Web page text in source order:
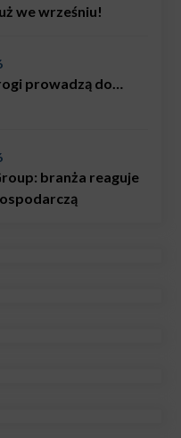
we wrześniu!
prowadzą do…
branża reaguje